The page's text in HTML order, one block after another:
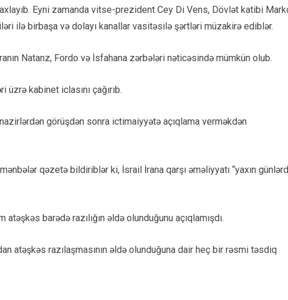
Eyni zamanda vitse-prezident Cey Di Vens, Dövlət katibi
ilə birbaşa və dolayı kanallar vasitəsilə şərtləri müzakirə ediblər.
Natanz, Fordo və İsfahana zərbələri nəticəsində mümkün olub.
kabinet iclasını çağırıb.
görüşdən sonra ictimaiyyətə açıqlama verməkdən
qəzetə bildiriblər ki, İsrail İrana qarşı əməliyyatı “yaxın
barədə razılığın əldə olunduğunu açıqlamışdı.
atəşkəs razılaşmasının əldə olunduğuna dair heç bir rəsmi təsdiq